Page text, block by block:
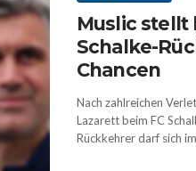
Muslic stellt
Schalke-
Chancen
Nach zahlreichen
Lazarett beim FC
Rückkehrer darf sich